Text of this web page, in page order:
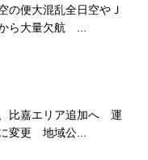
の便大混乱全日空やＪ
ら大量欠航 ...
比嘉エリア追加へ 運
変更 地域公...